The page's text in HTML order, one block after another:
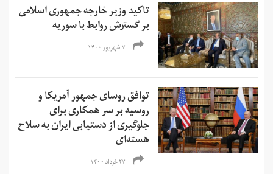
تاکید وزیر خارجه جمهوری اسلامی
بر گسترش روابط با سوریه
۷ شهریور ۱۴۰۰
توافق روسای جمهور آمریکا و
روسیه بر سر همکاری برای
جلوگیری از دستیابی ایران به سلاح
هسته‌ای
۲۷ خرداد ۱۴۰۰